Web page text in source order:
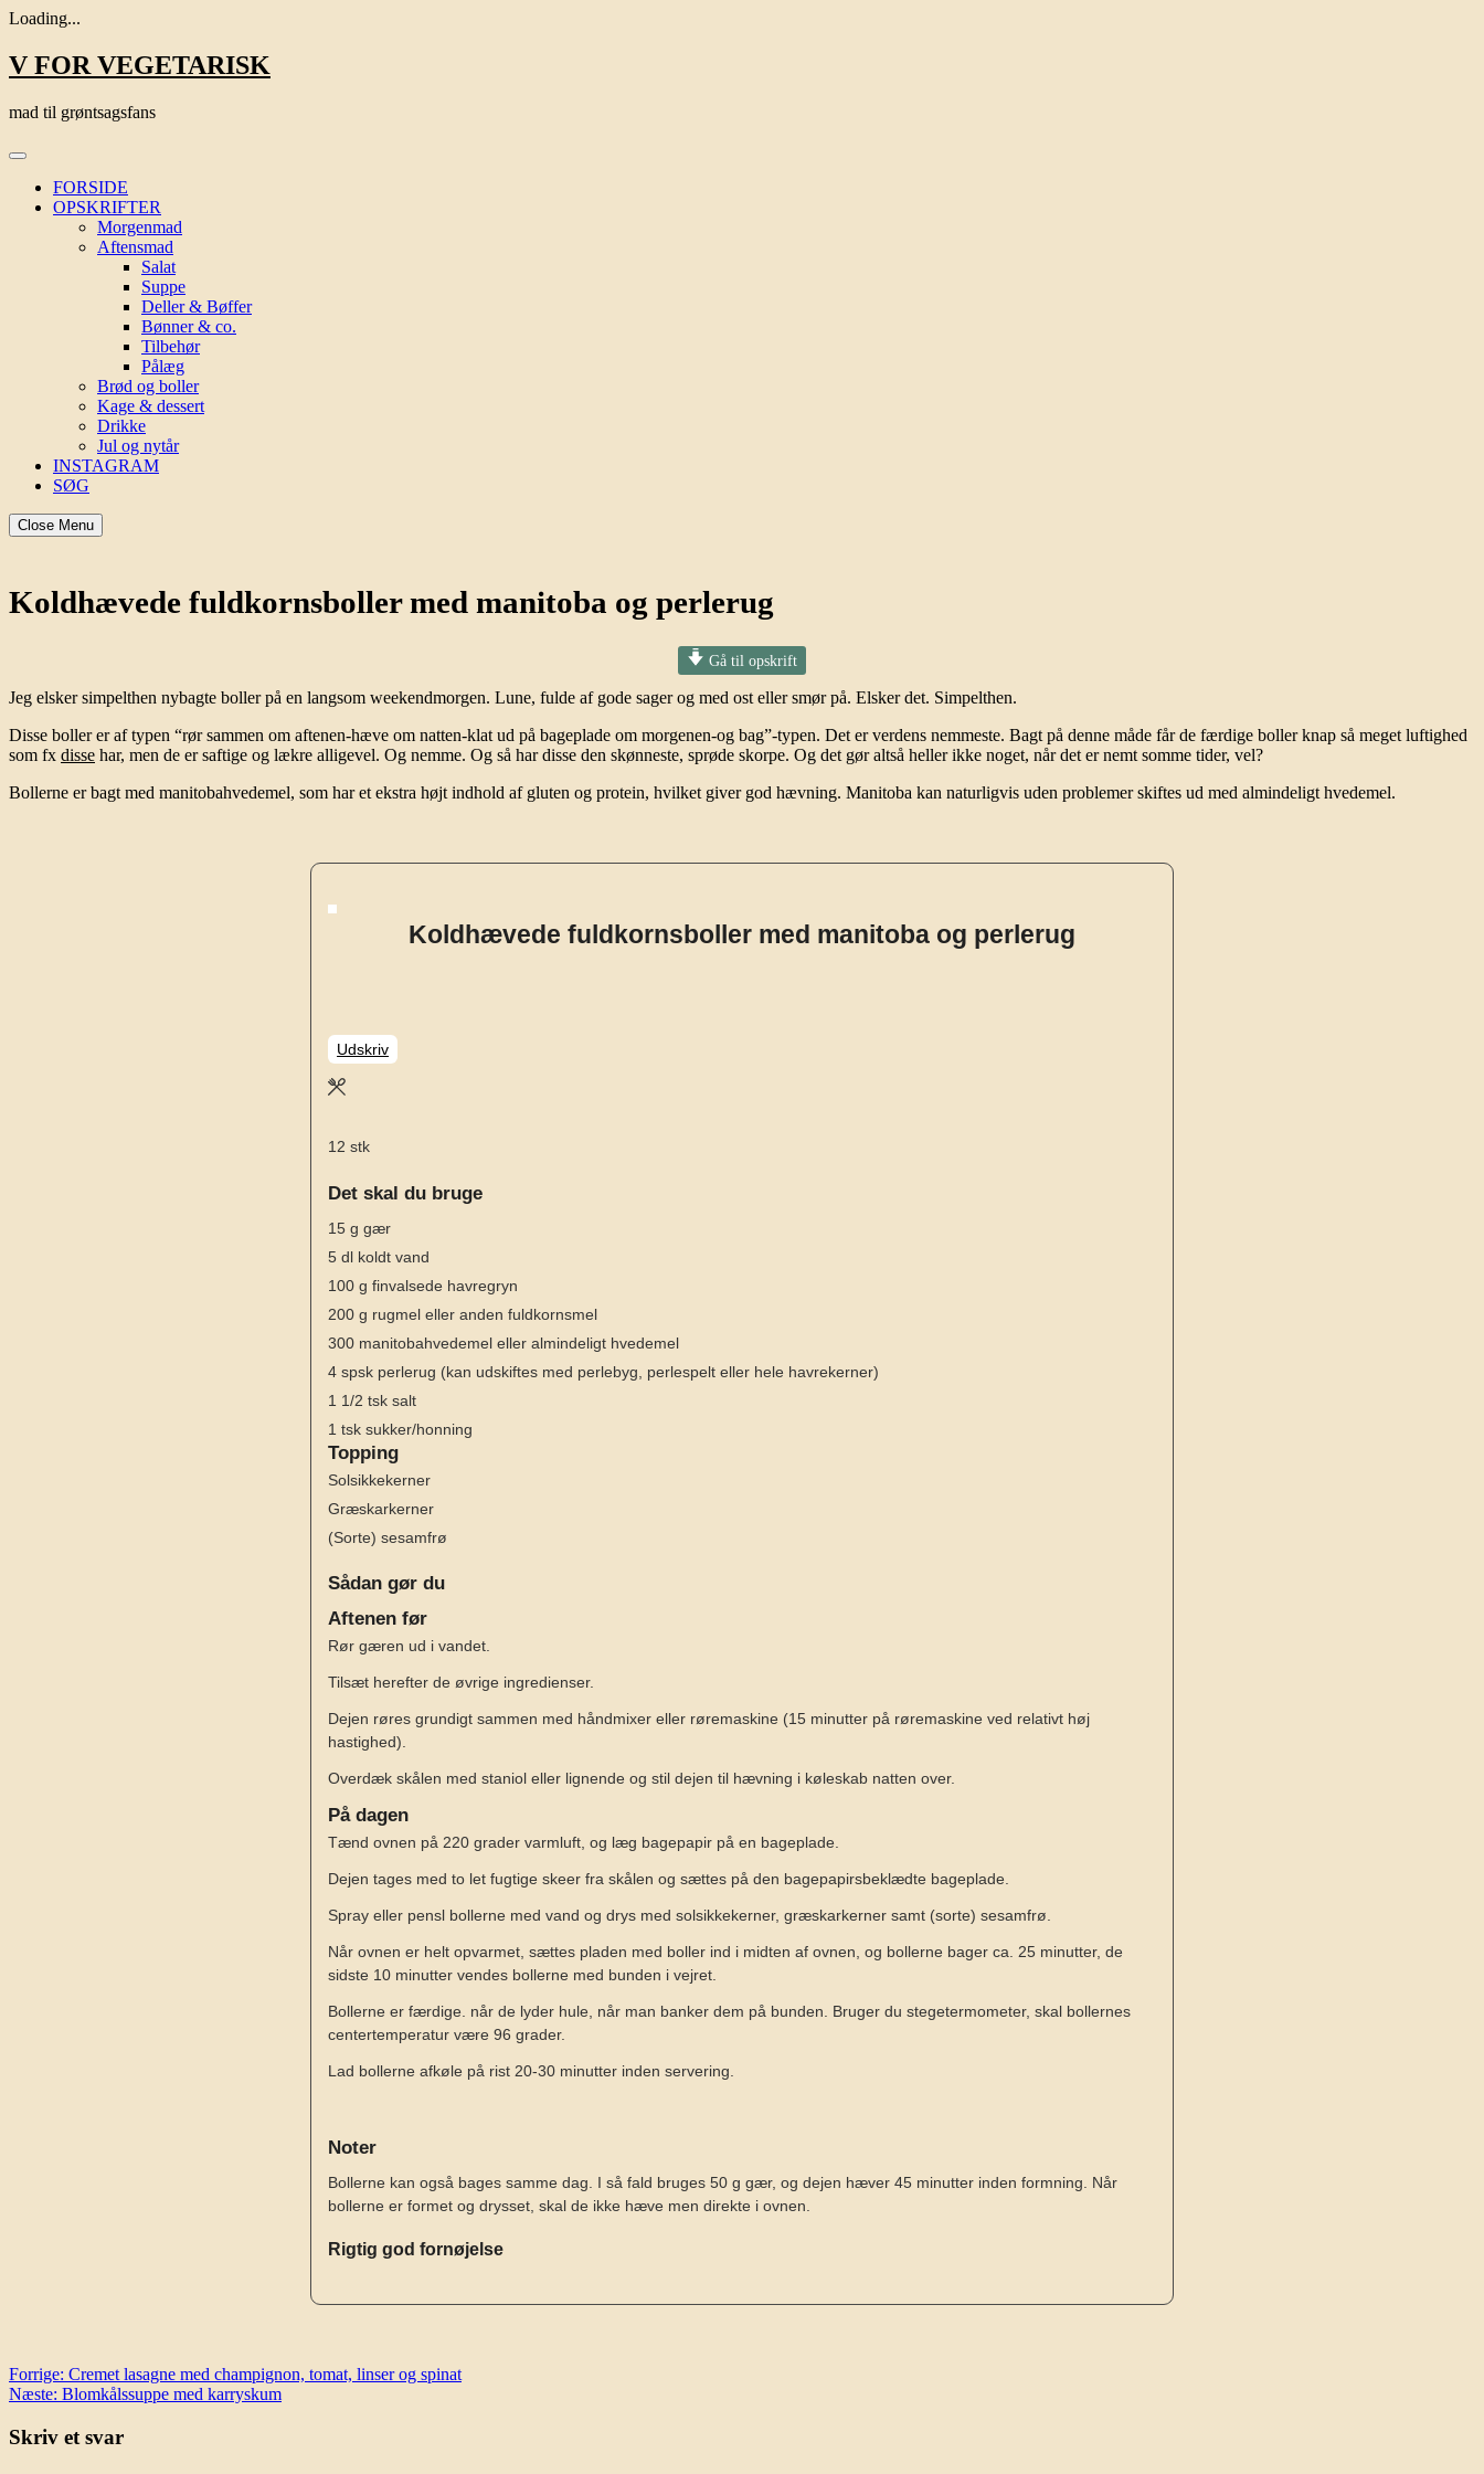
Loading...
Skip
to
V FOR VEGETARISK
mad til grøntsagsfans
FORSIDE
OPSKRIFTER
Morgenmad
Aftensmad
Salat
Suppe
Deller & Bøffer
Bønner & co.
Tilbehør
Pålæg
Brød og boller
Kage & dessert
Drikke
Jul og nytår
INSTAGRAM
SØG
Close Menu
Koldhævede fuldkornsboller med manitoba og perlerug
Gå til opskrift
Jeg elsker simpelthen nybagte boller på en langsom weekendmorgen. Lune, fulde af gode sager og med ost eller smør på. Elsker det. Simpelthen.
Disse boller er af typen “rør sammen om aftenen-hæve om natten-klat ud på bageplade om morgenen-og bag”-typen. Det er verdens nemmeste. Bagt på denne måde får de færdige boller knap så meget luftighed
som fx disse har, men de er saftige og lækre alligevel. Og nemme. Og så har disse den skønneste, sprøde skorpe. Og det gør altså heller ikke noget, når det er nemt somme tider, vel?
Bollerne er bagt med manitobahvedemel, som har et ekstra højt indhold af gluten og protein, hvilket giver god hævning. Manitoba kan naturligvis uden problemer skiftes ud med almindeligt hvedemel.
Koldhævede fuldkornsboller med manitoba og perlerug
Udskriv
12 stk
Det skal du bruge
15 g gær
5 dl koldt vand
100 g finvalsede havregryn
200 g rugmel eller anden fuldkornsmel
300 manitobahvedemel eller almindeligt hvedemel
4 spsk perlerug (kan udskiftes med perlebyg, perlespelt eller hele havrekerner)
1 1/2 tsk salt
1 tsk sukker/honning
Topping
Solsikkekerner
Græskarkerner
(Sorte) sesamfrø
Sådan gør du
Aftenen før
Rør gæren ud i vandet.
Tilsæt herefter de øvrige ingredienser.
Dejen røres grundigt sammen med håndmixer eller røremaskine (15 minutter på røremaskine ved relativt høj
hastighed).
Overdæk skålen med staniol eller lignende og stil dejen til hævning i køleskab natten over.
På dagen
Tænd ovnen på 220 grader varmluft, og læg bagepapir på en bageplade.
Dejen tages med to let fugtige skeer fra skålen og sættes på den bagepapirsbeklædte bageplade.
Spray eller pensl bollerne med vand og drys med solsikkekerner, græskarkerner samt (sorte) sesamfrø.
Når ovnen er helt opvarmet, sættes pladen med boller ind i midten af ovnen, og bollerne bager ca. 25 minutter, de
sidste 10 minutter vendes bollerne med bunden i vejret.
Bollerne er færdige. når de lyder hule, når man banker dem på bunden. Bruger du stegetermometer, skal bollernes
centertemperatur være 96 grader.
Lad bollerne afkøle på rist 20-30 minutter inden servering.
Noter
Bollerne kan også bages samme dag. I så fald bruges 50 g gær, og dejen hæver 45 minutter inden formning. Når
bollerne er formet og drysset, skal de ikke hæve men direkte i ovnen.
Rigtig god fornøjelse
Indlægsnavigation
Forrige: Cremet lasagne med champignon, tomat, linser og spinat
Næste: Blomkålssuppe med karryskum
Skriv et svar